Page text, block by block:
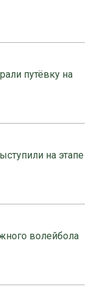
путёвку на
на этапе
волейбола